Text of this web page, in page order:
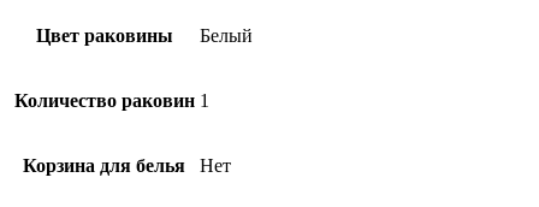
Цвет раковины Белый
Количество раковин 1
Корзина для белья Нет